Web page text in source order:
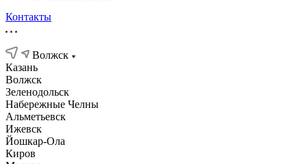
Контакты
Волжск
Казань
Волжск
Зеленодольск
Набережные Челны
Альметьевск
Ижевск
Йошкар-Ола
Киров